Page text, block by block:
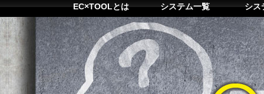
EC×TOOLとは システム一覧 シス